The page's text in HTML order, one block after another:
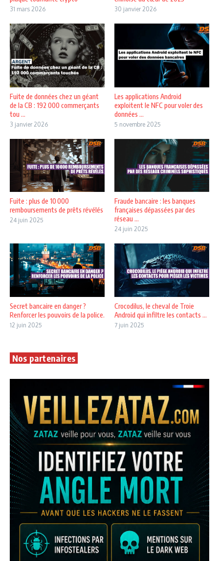
31 mars 2026 30 janvier 2026
Fuite de données chez un géant
de la CB : 192 000 commerçants
tou ...
3 janvier 2026
Les applications Android
exploitent le NFC pour voler des
données ...
5 novembre 2025
Fuite : plus de 10 000
remboursements de prêts révélés
24 juin 2025
Fraude bancaire : les banques
françaises dépassées par des
réseau ...
24 juin 2025
Secret bancaire en danger ?
Renforcer les pouvoirs de la police.
12 juin 2025
Crocodilus, le cheval de Troie
Android qui infiltre les contacts ...
7 juin 2025
Nos partenaires